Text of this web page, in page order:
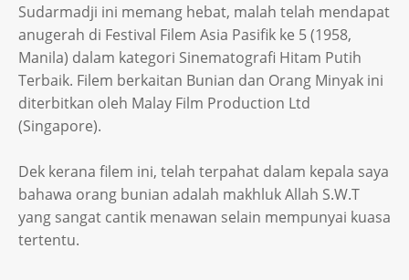
Sudarmadji ini memang hebat, malah telah mendapat
anugerah di Festival Filem Asia Pasifik ke 5 (1958,
Manila) dalam kategori Sinematografi Hitam Putih
Terbaik. Filem berkaitan Bunian dan Orang Minyak ini
diterbitkan oleh Malay Film Production Ltd
(Singapore).
Dek kerana filem ini, telah terpahat dalam kepala saya
bahawa orang bunian adalah makhluk Allah S.W.T
yang sangat cantik menawan selain mempunyai kuasa
tertentu.